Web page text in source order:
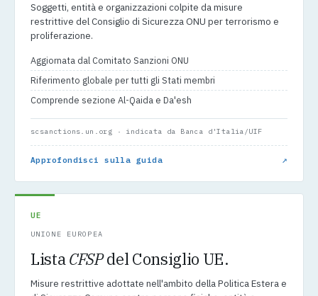
Soggetti, entità e organizzazioni colpite da misure
restrittive del Consiglio di Sicurezza ONU per terrorismo e
proliferazione.
Aggiornata dal Comitato Sanzioni ONU
Riferimento globale per tutti gli Stati membri
Comprende sezione Al-Qaida e Da'esh
scsanctions.un.org · indicata da Banca d'Italia/UIF
Approfondisci sulla guida ↗
UE
UNIONE EUROPEA
ListaCFSPdel Consiglio UE.
Misure restrittive adottate nell'ambito della Politica Estera e